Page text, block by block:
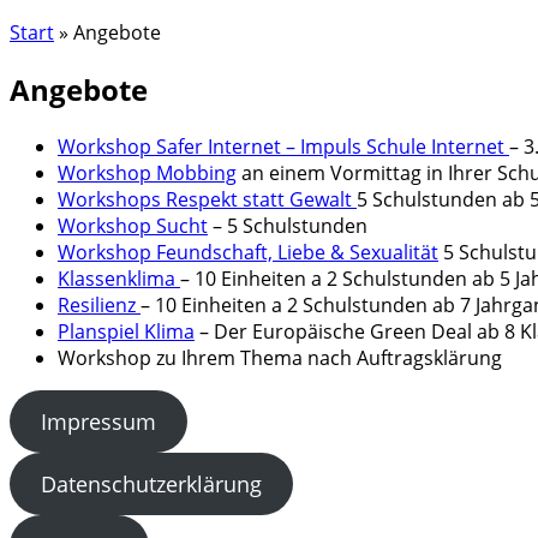
Start» Angebote
Angebote
Workshop Safer Internet – Impuls Schule Internet–
Workshop Mobbingan einem Vormittag in Ihrer
Workshops Respekt statt Gewalt 5 Schulstunden ab
Workshop Sucht– 5 Schulstunden
Workshop Feundschaft, Liebe & Sexualität 5
Klassenklima – 10 Einheiten a 2 Schulstunden ab 5
Resilienz– 10 Einheiten a 2 Schulstunden ab 7
Planspiel Klima – Der Europäische Green Deal ab 8
Workshop zu Ihrem Thema nach Auftragsklärung
Impressum
Datenschutzerklärung